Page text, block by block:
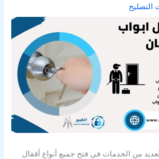
التصليح
من الخدمات في فتح جميع أنواع أقفال